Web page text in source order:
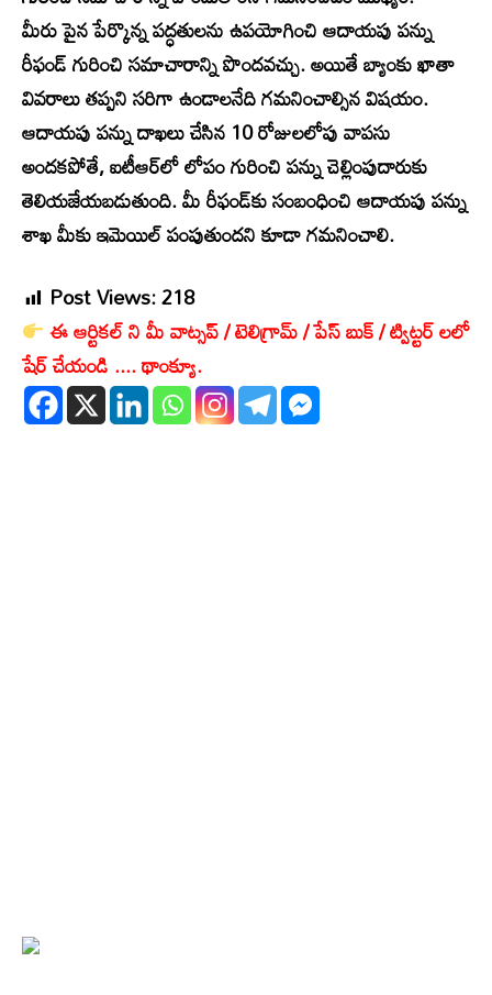
మీరు పైన పేర్కొన్న పద్ధతులను ఉపయోగించి ఆదాయపు పన్ను
రీఫండ్‌ గురించి సమాచారాన్ని పొందవచ్చు. అయితే బ్యాంకు ఖాతా
వివరాలు తప్పని సరిగా ఉండాలనేది గమనించాల్సిన విషయం.
ఆదాయపు పన్ను దాఖలు చేసిన 10 రోజులలోపు వాపసు
అందకపోతే, ఐటీఆర్‌లో లోపం గురించి పన్ను చెల్లింపుదారుకు
తెలియజేయబడుతుంది. మీ రీఫండ్‌కు సంబంధించి ఆదాయపు పన్ను
శాఖ మీకు ఇమెయిల్ పంపుతుందని కూడా గమనించాలి.
Post Views:218
ఈ ఆర్టికల్ ని మీ వాట్సప్ / టెలిగ్రామ్ / పేస్ బుక్ / ట్విట్టర్ లలో
షేర్ చేయండి .... థాంక్యూ.